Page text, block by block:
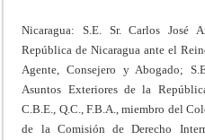
Nicaragua: S.E. Sr. Carlos José
República de Nicaragua ante el
Agente, Consejero y Abogado;
Asuntos Exteriores de la
C.B.E., Q.C., F.B.A., miembro del
de la Comisión de Derecho